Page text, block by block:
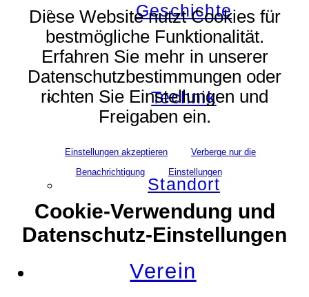
Geschichte
Technik
Standort
Verein
Diese Website nutzt Cookies für
bestmögliche Funktionalität.
Erfahren Sie mehr in unserer
Datenschutzbestimmungen oder
richten Sie Einstellungen und
Freigaben ein.
Einstellungen akzeptieren
Verberge nur die
Benachrichtigung
Einstellungen
Cookie-Verwendung und
Datenschutz-Einstellungen